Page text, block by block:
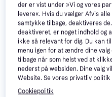
der er vist under »Vi og vores
levere«. Hvis du vælger Afvis
samtykke tilbage, deaktiveres
deaktiveret, er noget indhold og
ikke så relevant for dig. Du kan
menu igen for at ændre dine
tilbage når som helst ved at
nederst på websiden. Dine valg
Website. Se vores privatliv
Cookiepolitik